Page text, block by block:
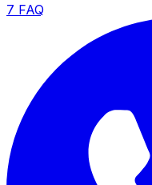
7 FAQ